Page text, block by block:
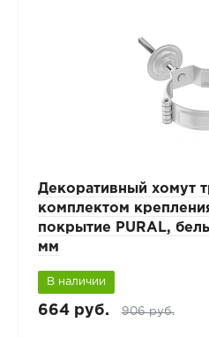
Декоративный хомут
комплектом
покрытие PURAL,
мм
В наличии
664 руб. 906 руб.